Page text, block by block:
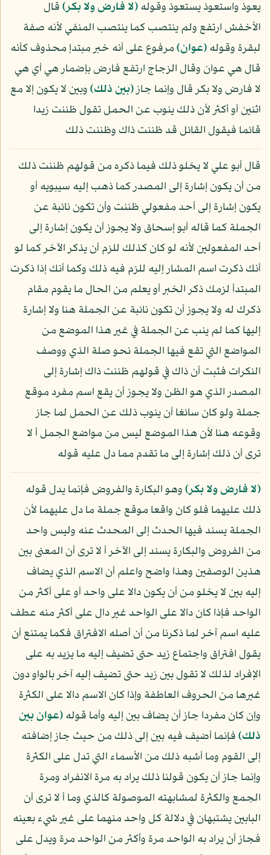
يعوذ واستعوذ يستعوذ وقوله﴿لا فارض ولا بكر﴾قال
الأخفش ارتفع ولم ينتصب كما ينتصب المنفي لأنه صفة
لبقرة وقوله﴿عوان﴾مرفوع على أنه خبر مبتدإ محذوف كأنه
قال هي عوان وقال الزجاج ارتفع فارض بإضمار هي أي هي
لا فارض ولا بكر قال وإنما جاز﴿بين ذلك﴾وبين لا يكون إلا مع
اثنين أو أكثر لأن ذلك ينوب عن الحمل تقول ظننت زيدا
قائما فيقول القائل قد ظننت ذاك وظننت ذلك
قال أبو علي لا يخلو ذلك فيما ذكره من قولهم ظننت ذلك
من أن يكون إشارة إلى المصدر كما ذهب إليه سيبويه أو
يكون إشارة إلى أحد مفعولي ظننت وأن تكون نائبة عن
الجملة كما قاله أبو إسحاق ولا يجوز أن يكون إشارة إلى
أحد المفعولين لأنه لو كان كذلك للزم أن يذكر الآخر كما لو
أنك ذكرت اسم المشار إليه للزم فيه ذلك وكما أنك إذا ذكرت
المبتدأ لزمك ذكر الخبر أو يعلم من الحال ما يقوم مقام
ذكرك له ولا يجوز أن تكون نائبة عن الجملة هنا ولا إشارة
إليها كما لم ينب عن الجملة في غير هذا الموضع من
المواضع التي تقع فيها الجملة نحو صلة الذي ووصف
النكرات فثبت أن ذاك في قولهم ظننت ذاك إشارة إلى
المصدر الذي هو الظن ولا يجوز أن يقع اسم مفرد موقع
جملة ولو كان سائغا أن ينوب ذلك عن الحمل لما جاز
وقوعه هنا لأن هذا الموضع ليس من مواضع الجمل أ لا
ترى أن ذلك إشارة إلى ما تقدم مما دل عليه قوله
﴿لا فارض ولا بكر﴾وهو البكارة والفروض فإنما يدل قوله
ذلك عليهما فلو كان واقعا موقع جملة ما دل عليهما لأن
الجملة يسند فيها الحدث إلى المحدث عنه وليس واحد
من الفروض والبكارة يسند إلى الآخر أ لا ترى أن المعنى بين
هذين الوصفين وهذا واضح واعلم أن الاسم الذي يضاف
إليه بين لا يخلو من أن يكون دالا على واحد أو على أكثر من
الواحد فإذا كان دالا على الواحد غير دال على أكثر منه عطف
عليه اسم آخر لما ذكرنا من أن أصله الافتراق فكما يمتنع أن
يقول افتراق واجتماع زيد حتى تضيف إليه ما يزيد به على
الإفراد لذلك لا تقول بين زيد حتى تضيف إليه آخر بالواو دون
غيرها من الحروف العاطفة وإذا كان الاسم دالا على الكثرة
وإن كان مفردا جاز أن يضاف بين إليه وأما قوله﴿عوان بين
ذلك﴾فإنما أضيف فيه بين إلى ذلك من حيث جاز إضافته
إلى القوم وما أشبه ذلك من الأسماء التي تدل على الكثرة
وإنما جاز أن يكون قولنا ذلك يراد به مرة الانفراد ومرة
الجمع والكثرة لمشابهته الموصولة كالذي وما أ لا ترى أن
البابين يشتبهان في دلالة كل واحد منهما على غير شيء بعينه
فجاز أن يراد به الواحد مرة وأكثر من الواحد مرة ويدل على